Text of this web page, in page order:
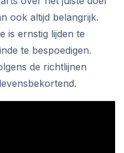
ook altijd belangrijk.
is ernstig lijden te
te bespoedigen.
de richtlijnen